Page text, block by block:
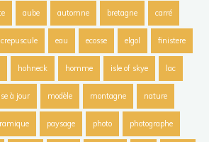
aube automne bretagne carré
crepuscule eau ecosse elgol finistere
hohneck homme isle of skye lac
à jour modèle montagne nature
paysage photo photographe